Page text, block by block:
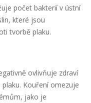
počet bakterií v ústní
které jsou
tvorbě plaku.
ovlivňuje zdraví
Kouření omezuje
jako je